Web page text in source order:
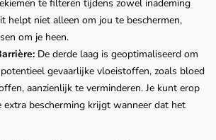
te filteren tijdens zowel inademing
helpt niet alleen om jou te beschermen,
om je heen.
De derde laag is geoptimaliseerd om
gevaarlijke vloeistoffen, zoals bloed
aanzienlijk te verminderen. Je kunt erop
bescherming krijgt wanneer dat het